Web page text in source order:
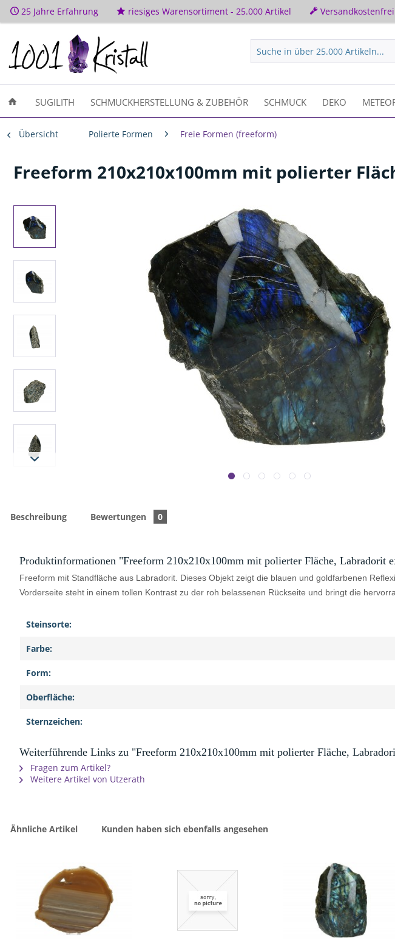
25 Jahre Erfahrung riesiges Warensortiment - 25.000 Artikel
SUGILITH SCHMUCKHERSTELLUNG & ZUBEHÖR SCHMUCK DEKO
Übersicht Polierte Formen Freie Formen (freeform)
Freeform 210x210x100mm mit polierter
Beschreibung Bewertungen 0
Produktinformationen "Freeform 210x210x100mm mit polierter Fläche, Labradorit
Freeform mit Standfläche aus Labradorit. Dieses Objekt zeigt die blauen und goldfarbenen
Vorderseite steht in einem tollen Kontrast zu der roh belassenen Rückseite und bringt die
Steinsorte:
Farbe:
Form:
Oberfläche:
Sternzeichen:
Weiterführende Links zu "Freeform 210x210x100mm mit polierter Fläche,
Fragen zum Artikel?
Weitere Artikel von Utzerath
Ähnliche Artikel Kunden haben sich ebenfalls angesehen